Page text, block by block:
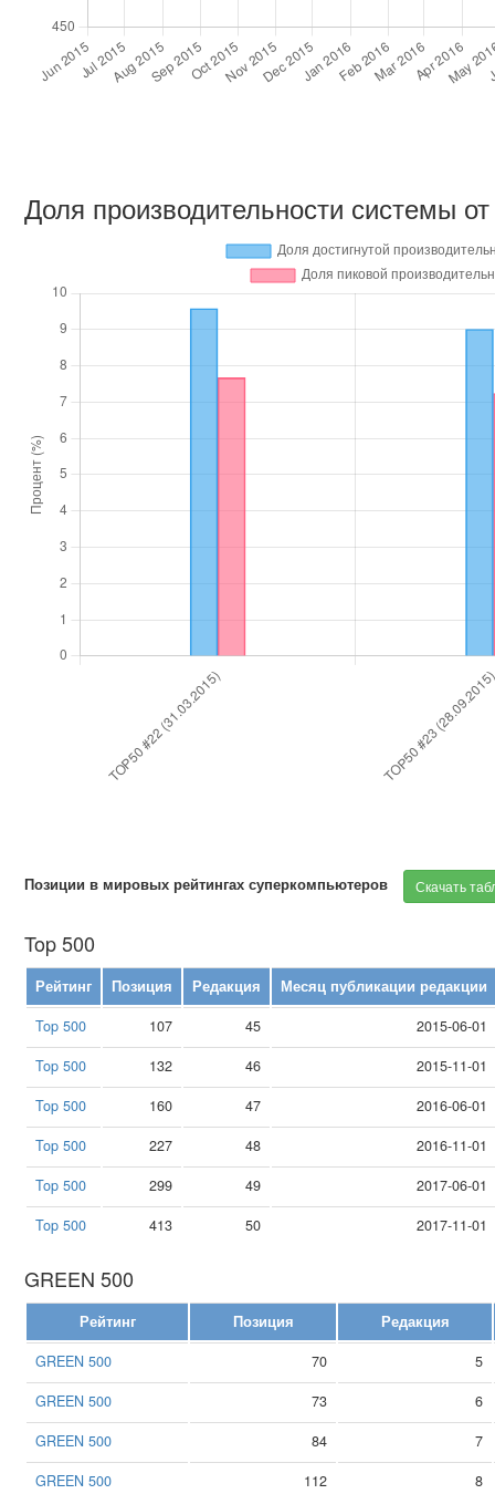
Доля производительности системы
Позиции в мировых рейтингах суперкомпьютеров Скачать
Top 500
Рейтинг Позиция Редакция
Месяц публикации редакции
Top 500
107 45
2015-06-01
Top 500
132 46
2015-11-01
Top 500
160 47
2016-06-01
Top 500
227 48
2016-11-01
Top 500
299 49
2017-06-01
Top 500
413 50 2017-11-01
GREEN 500
Рейтинг Позиция
Редакция
GREEN 500
70
5
GREEN 500
73
6
GREEN 500
84
7
GREEN 500
112 8